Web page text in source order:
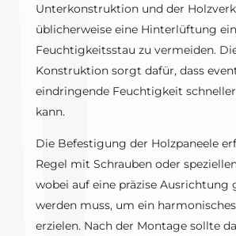
Unterkonstruktion und der
üblicherweise eine Hinterlüftung
Feuchtigkeitsstau zu vermeiden.
Konstruktion sorgt dafür, dass
eindringende Feuchtigkeit
kann.
Die Befestigung der Holzpaneele
Regel mit Schrauben oder
wobei auf eine präzise Ausrichtung
werden muss, um ein
erzielen. Nach der Montage sollte